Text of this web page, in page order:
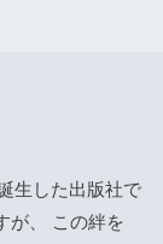
生した出版社で
が、 この絆を